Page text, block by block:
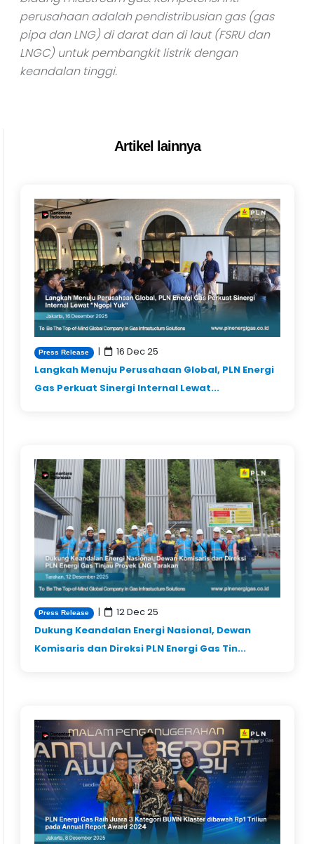
perusahaan adalah pendistribusian gas (gas
pipa dan LNG) di darat dan di laut (FSRU dan
LNGC) untuk pembangkit listrik dengan
keandalan tinggi.
Artikel lainnya
Press Release |
16 Dec 25
Langkah Menuju Perusahaan Global, PLN Energi
Gas Perkuat Sinergi Internal Lewat...
Press Release |
12 Dec 25
Dukung Keandalan Energi Nasional, Dewan
Komisaris dan Direksi PLN Energi Gas Tin...